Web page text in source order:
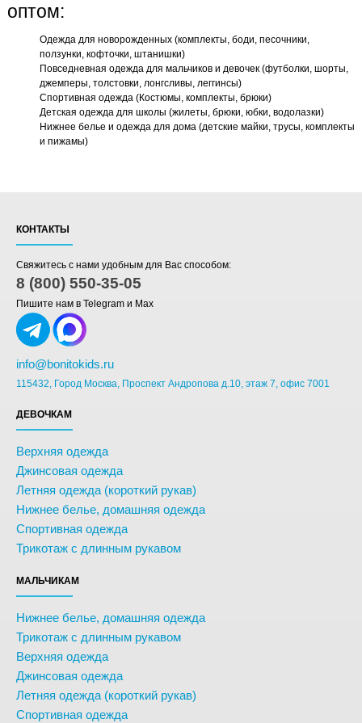
оптом:
Одежда для новорожденных (комплекты, боди, песочники,
ползунки, кофточки, штанишки)
Повседневная одежда для мальчиков и девочек (футболки, шорты,
джемперы, толстовки, лонгсливы, леггинсы)
Спортивная одежда (Костюмы, комплекты, брюки)
Детская одежда для школы (жилеты, брюки, юбки, водолазки)
Нижнее белье и одежда для дома (детские майки, трусы, комплекты
и пижамы)
КОНТАКТЫ
Свяжитесь с нами удобным для Вас способом:
8 (800) 550-35-05
Пишите нам в Telegram и Max
info@bonitokids.ru
115432, Город Москва, Проспект Андропова д.10, этаж 7, офис 7001
ДЕВОЧКАМ
Верхняя одежда
Джинсовая одежда
Летняя одежда (короткий рукав)
Нижнее белье, домашняя одежда
Спортивная одежда
Трикотаж с длинным рукавом
МАЛЬЧИКАМ
Нижнее белье, домашняя одежда
Трикотаж с длинным рукавом
Верхняя одежда
Джинсовая одежда
Летняя одежда (короткий рукав)
Спортивная одежда